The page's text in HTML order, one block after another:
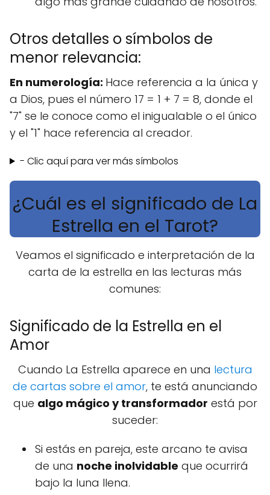
Otros detalles o símbolos de
menor relevancia:
En numerología: Hace referencia a la única y
a Dios, pues el número 17 = 1 + 7 = 8, donde el
"7" se le conoce como el inigualable o el único
y el "1" hace referencia al creador.
- Clic aquí para ver más símbolos
¿Cuál es el significado de La
Estrella en el Tarot?
Veamos el significado e interpretación de la
carta de la estrella en las lecturas más
comunes:
Significado de la Estrella en el
Amor
Cuando La Estrella aparece en una lectura
de cartas sobre el amor, te está anunciando
que algo mágico y transformador está por
suceder:
Si estás en pareja, este arcano te avisa
de una noche inolvidable que ocurrirá
bajo la luna llena.